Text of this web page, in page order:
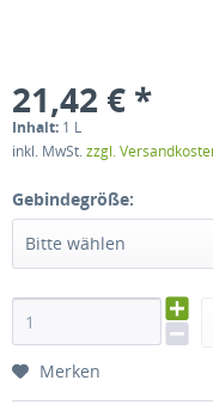
21,42 € *
Inhalt: 1 L
inkl. MwSt.zzgl.
Gebindegröße:
Bitte wählen
Merken